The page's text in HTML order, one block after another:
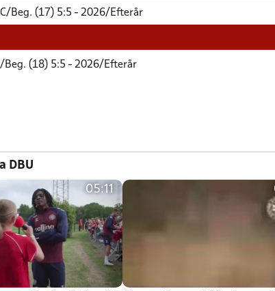
C/Beg. (17) 5:5 - 2026/Efterår
Beg. (18) 5:5 - 2026/Efterår
DBU
05:11